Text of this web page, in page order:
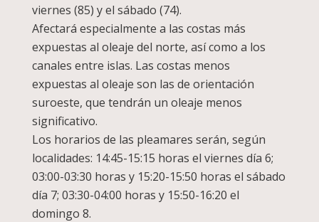
viernes (85) y el sábado (74).
Afectará especialmente a las costas más
expuestas al oleaje del norte, así como a los
canales entre islas. Las costas menos
expuestas al oleaje son las de orientación
suroeste, que tendrán un oleaje menos
significativo.
Los horarios de las pleamares serán, según
localidades: 14:45-15:15 horas el viernes día 6;
03:00-03:30 horas y 15:20-15:50 horas el sábado
día 7; 03:30-04:00 horas y 15:50-16:20 el
domingo 8.